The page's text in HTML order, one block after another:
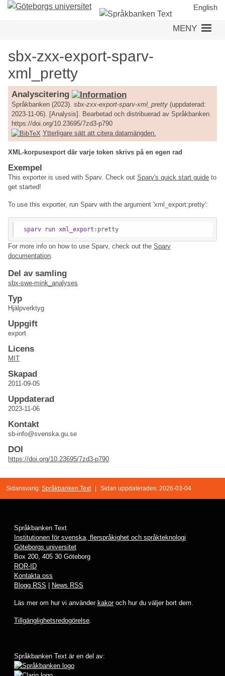
Hoppa
English
MENY
sbx-zxx-export-sparv-
xml_pretty
Analyscitering
Språkbanken (2023). sbx-zxx-export-sparv-xml_pretty(uppdaterad:
2023-11-06). [Analysis]. Bearbetad och distribuerad av Språkbanken.
https://doi.org/10.23695/7zd3-p790
Ytterligare sätt att citera datamängden.
XML-korpusexport där varje token skrivs på en egen rad
Exempel
This exporter is used with Sparv. Check out Sparv's quick start guide to
get started!
To use this exporter, run Sparv with the argument 'xml_export:pretty':
sparv run xml_export :pretty
For more info on how to use Sparv, check out the Sparv
documentation.
Del av samling
sbx-swe-mink_analyses
Typ
Hjälpverktyg
Uppgift
export
Licens
MIT
Skapad
2011-09-05
Uppdaterad
2023-11-06
Kontakt
sb-info@svenska.gu.se
DOI
https://doi.org/10.23695/7zd3-p790
Sidansvarig: Språkbanken Text Sidan uppdaterades: 2026-03-04
Språkbanken Text
Institutionen för svenska, flerspråkighet och språkteknologi
Göteborgs universitet
Box 200, 405 30 Göteborg
ROR-ID
Kontakta oss
Blogg RSS
News RSS
Läs mer om hur vi använder kakoroch hur du väljer bort dem.
Tillgänglighetsredogörelse.
Språkbanken Text är en del av: